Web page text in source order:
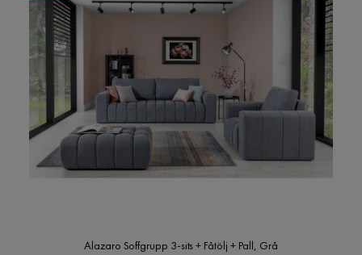
Alazaro Soffgrupp 3-sits + Fåtölj + Pall, Grå